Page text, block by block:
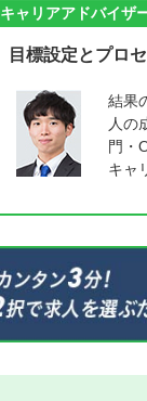
キャリアアドバイザ
目標設定とプロ
結果
人の
門・
キャ